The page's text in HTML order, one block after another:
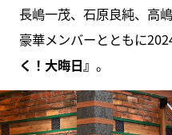
長嶋一茂、石原良純、高
豪華メンバーとともに
く！大晦日』 。